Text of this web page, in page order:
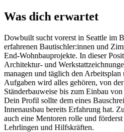
Was dich erwartet
Dowbuilt sucht vorerst in Seattle im
erfahrenen Bautischler:innen und
End-Wohnbauprojekte. In dieser
Architektur- und
managen und täglich den Arbeitsplan
Aufgaben wird alles gehören, von
Ständerbauweise bis zum Einbau
Dein Profil sollte dem eines
Innenausbau bereits Erfahrung hat.
auch eine Mentoren rolle und
Lehrlingen und Hilfskräften.